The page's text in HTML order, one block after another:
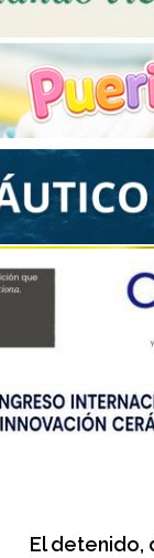
El detenido,